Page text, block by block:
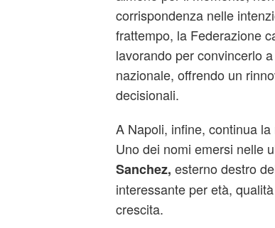
corrispondenza nelle
frattempo, la Federazione
lavorando per convincerlo
nazionale, offrendo un
decisionali.
A Napoli, infine, continua
Uno dei nomi emersi nelle
Sanchez, esterno destro
interessante per età,
crescita.